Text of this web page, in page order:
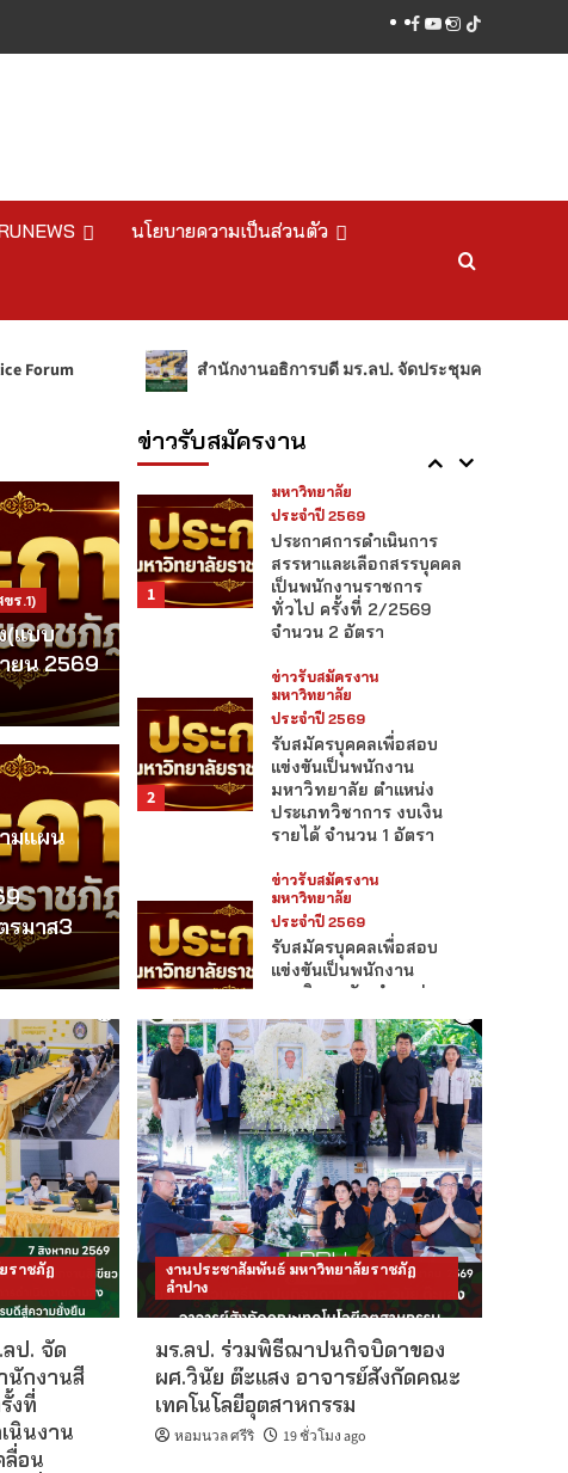
facebook
youtube
instagram
tiktok
นโยบายความเป็นส่วนตัว
สำนักงานอธิการบดี มร.ลป. จัดประชุมคณะกรรมการสำนักงานสีเขียว
ชภัฏลำปาง
นประชุมนานาชาติ
High-Standard
and
ร.1)
(แบบ
ยน 2569
มแผน
รมาส3
ข่าวรับสมัครงาน
ประเภทวิชาการ งบเงิน
พนักงานมหาวิทยาลัย
ตำแหน่งประเภทวิชาการ
ประกาศรายชื่อผู้ผ่าน
เกณฑ์การสอบแข่งขันเป็น
1
มหาวิทยาลัย
ประจำปี 2569
ประกาศการดำเนินการ
สรรหาและเลือกสรรบุคคล
เป็นพนักงานราชการ
ทั่วไป ครั้งที่ 2/2569
จำนวน 2 อัตรา
2
ข่าวรับสมัครงาน
มหาวิทยาลัย
ประจำปี 2569
รับสมัครบุคคลเพื่อสอบ
แข่งขันเป็นพนักงาน
มหาวิทยาลัย ตำแหน่ง
ประเภทวิชาการ งบเงิน
รายได้ จำนวน 1 อัตรา
ข่าวรับสมัครงาน
มหาวิทยาลัย
ประจำปี 2569
รับสมัครบุคคลเพื่อสอบ
แข่งขันเป็นพนักงาน
มหาวิทยาลัย ตำแหน่ง
ประเภทวิชาการ งบเงิน
รายได้ จำนวน 1 อัตรา
4
ข่าวรับสมัครงาน
มหาวิทยาลัย
ประจำปี 2569
ประกาศรายชื่อผู้ผ่าน
เกณฑ์การสอบแข่งขันเป็น
พนักงานมหาวิทยาลัย
ตำแหน่งประเภทวิชาการ
งบรายได้
มหาวิทยาลัย
ประกาศรายชื่อผู้ผ่าน
เกณฑ์การสอบแข่งขันเป็น
พนักงานมหาวิทยาลัย
ตำแหน่งประเภทวิชาการ
ราชภัฏ
ป. จัด
นักงานสี
งที่
นินงาน
ลื่อน
งานประชาสัมพันธ์ มหาวิทยาลัยราชภัฏ
ลำปาง
มร.ลป. ร่วมพิธีฌาปนกิจบิดาของ
ผศ.วินัย ต๊ะแสง อาจารย์สังกัดคณะ
เทคโนโลยีอุตสาหกรรม
หอมนวล ศรีริ 19 ชั่วโมง ago